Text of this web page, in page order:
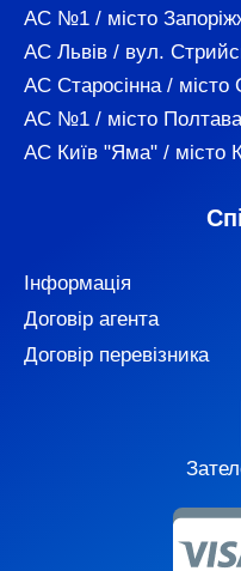
АС №1 / місто
АС Львів / вул.
АС Старосінна / місто
АС №1 / місто Полтава
АС Київ "Яма" / місто
Інформація
Договір агента
Договір перевізника